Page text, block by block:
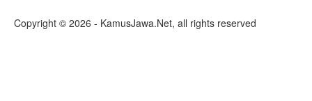
Copyright © 2026 - KamusJawa.Net, all rights reserved